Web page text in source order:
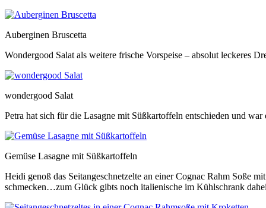
Auberginen Bruscetta
Wondergood Salat als weitere frische Vorspeise – absolut leckeres
wondergood Salat
Petra hat sich für die Lasagne mit Süßkartoffeln entschieden und
Gemüse Lasagne mit Süßkartoffeln
Heidi genoß das Seitangeschnetzelte an einer Cognac Rahm Soße
schmecken…zum Glück gibts noch italienische im Kühlschrank